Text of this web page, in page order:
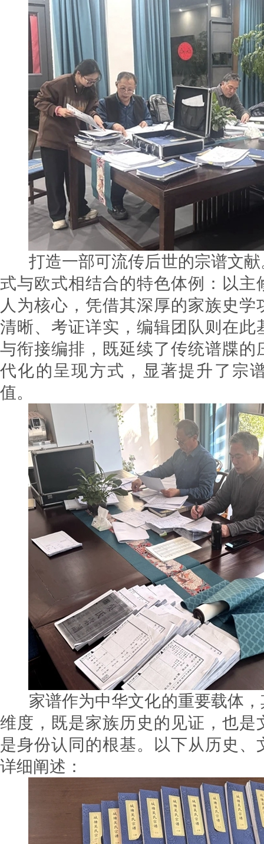
打造一部可流传后世的宗谱文献
式与欧式相结合的特色体例：以主
人为核心，凭借其深厚的家族史学
清晰、考证详实，编辑团队则在此
与衔接编排，既延续了传统谱牒的
代化的呈现方式，显著提升了宗
值。
家谱作为中华文化的重要载体，
维度，既是家族历史的见证，也是
是身份认同的根基。以下从历史、
详细阐述：